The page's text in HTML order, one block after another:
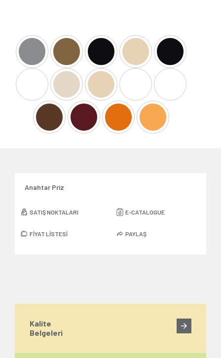
Anahtar Priz
SATIŞ NOKTALARI E-CATALOGUE
FİYAT LİSTESİ PAYLAŞ
Kalite
Belgeleri